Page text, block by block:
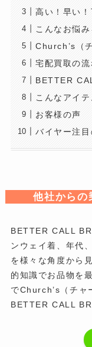
高い！早い
こんなお悩
Church’s（
宅配買取の流
BETTER
こんなアイ
お客様の声
バイヤー注目
他社からの
BETTER CALL
ンウェイ着、年代
を様々な角度から
的知識でお品物を
でChurch’s（チャ
BETTER CALL